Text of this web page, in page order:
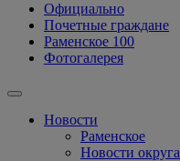
Официально
Почетные граждане
Раменское 100
Фотогалерея
Новости
Раменское
Новости округа